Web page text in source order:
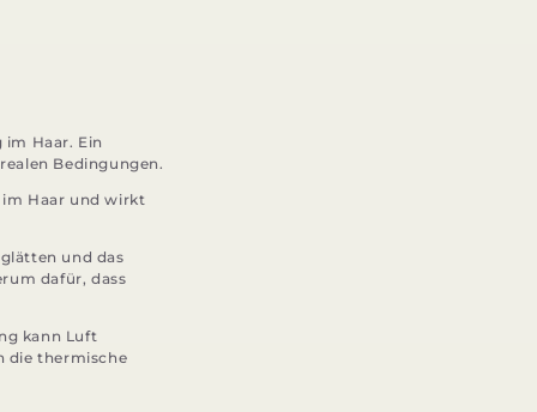
Haar. Ein
Bedingungen.
im Haar und wirkt
und das
dafür, dass
kann Luft
die thermische